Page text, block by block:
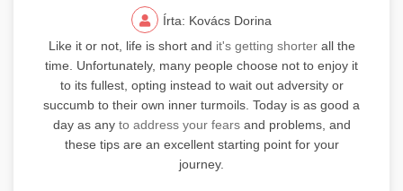
Írta: Kovács Dorina
Like it or not, life is short and it's getting shorterall the
time. Unfortunately, many people choose not to enjoy it
to its fullest, opting instead to wait out adversity or
succumb to their own inner turmoils. Today is as good a
day as any to address your fearsand problems, and
these tips are an excellent starting point for your
journey.